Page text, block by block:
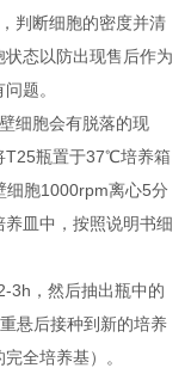
判断细胞的密度并清
态以防出现售后作为
题。
细胞会有脱落的现
T25瓶置于37℃培养箱
细胞1000rpm离心5分
皿中，按照说明书细
3h，然后抽出瓶中的
悬后接种到新的培养
全培养基）。